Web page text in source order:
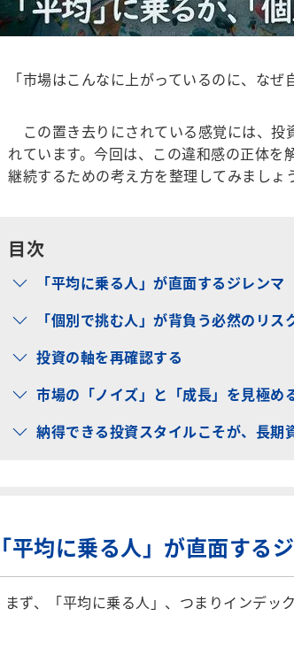
「市場はこんなに上がっているのに、な
この置き去りにされている感覚には、投
れています。今回は、この違和感の正体
継続するための考え方を整理してみましょ
目次
「平均に乗る人」が直面するジレンマ
「個別で挑む人」が背負う必然のリス
投資の軸を再確認する
市場の「ノイズ」と「成長」を見極め
納得できる投資スタイルこそが、長期
「平均に乗る人」が直面する
まず、「平均に乗る人」、つまりインデッ